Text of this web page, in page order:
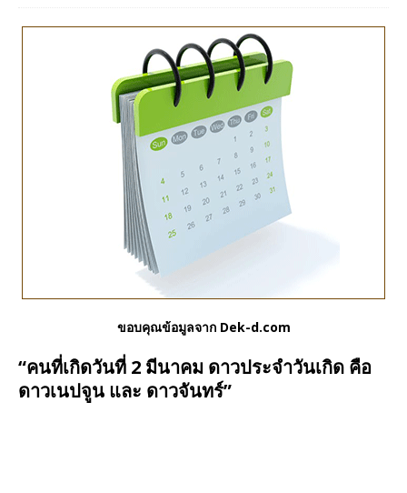
ขอบคุณข้อมูลจาก Dek-d.com
“คนที่เกิดวันที่ 2 มีนาคม ดาวประจำวันเกิด คือ
ดาวเนปจูน และ ดาวจันทร์”